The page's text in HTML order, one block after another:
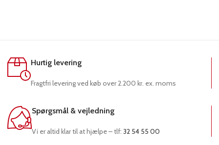
Hurtig levering
Fragtfri levering ved køb over 2.200 kr. ex. moms
Spørgsmål & vejledning
Vi er altid klar til at hjælpe – tlf: 32 54 55 00